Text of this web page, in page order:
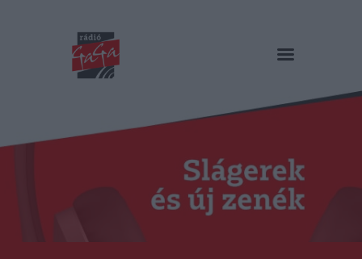
RÁDIÓ GAGA
Műsorok
Duma Duba
Podcast és videók
Stáb